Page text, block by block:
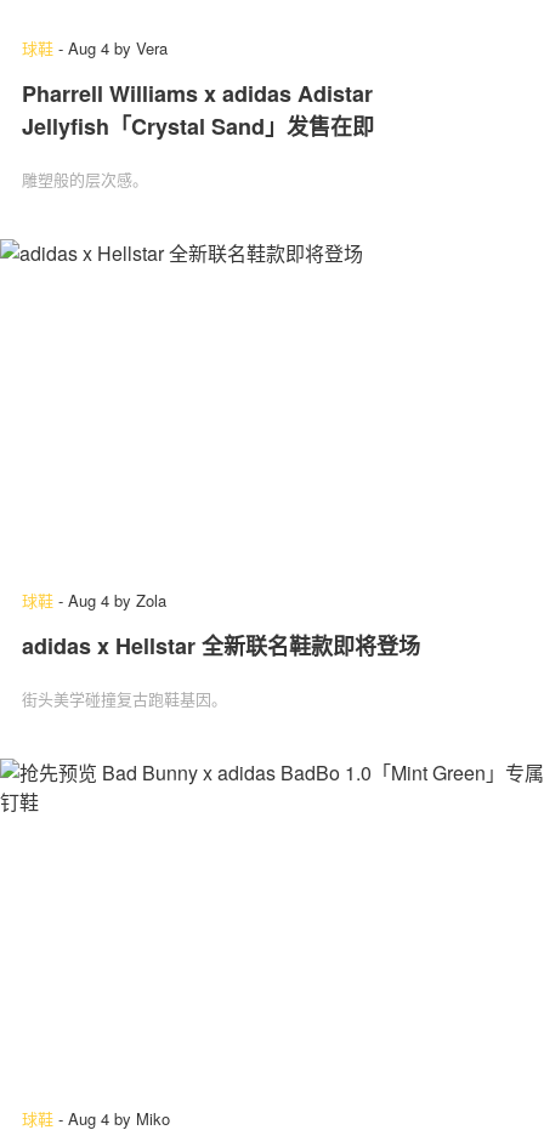
球鞋 - Aug 4 by Vera
Pharrell Williams x adidas Adistar
Jellyfish「Crystal Sand」发售在即
雕塑般的层次感。
球鞋 - Aug 4 by Zola
adidas x Hellstar 全新联名鞋款即将登场
街头美学碰撞复古跑鞋基因。
球鞋 - Aug 4 by Miko